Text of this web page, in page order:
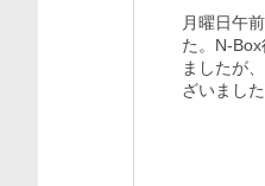
月曜日午
た。N-
ましたが
ざいました